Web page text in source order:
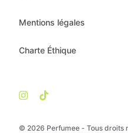
© 2026 Perfumee - Tous droits
Mentions légales
Charte Éthique